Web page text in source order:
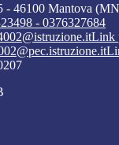
- 46100 Mantova
- 0376327684
Link